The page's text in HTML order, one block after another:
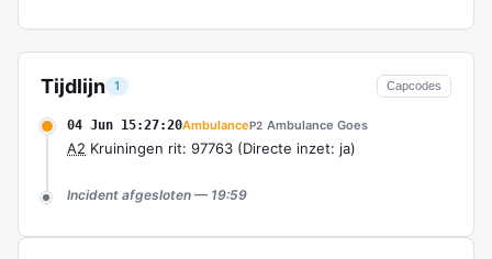
Tijdlijn 1 Capcodes
04 Jun 15:27:20AmbulanceP2 Ambulance Goes
A2 Kruiningen rit: 97763 (Directe inzet: ja)
Incident afgesloten — 19:59